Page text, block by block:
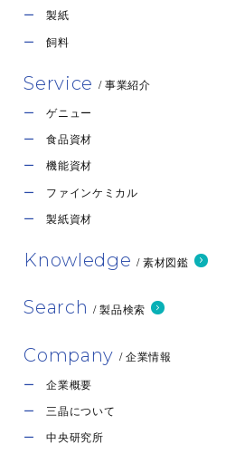
製紙
飼料
Service / 事業紹介
ゲニュー
食品資材
機能資材
ファインケミカル
製紙資材
Knowledge / 素材図鑑
Search / 製品検索
Company / 企業情報
企業概要
三晶について
中央研究所